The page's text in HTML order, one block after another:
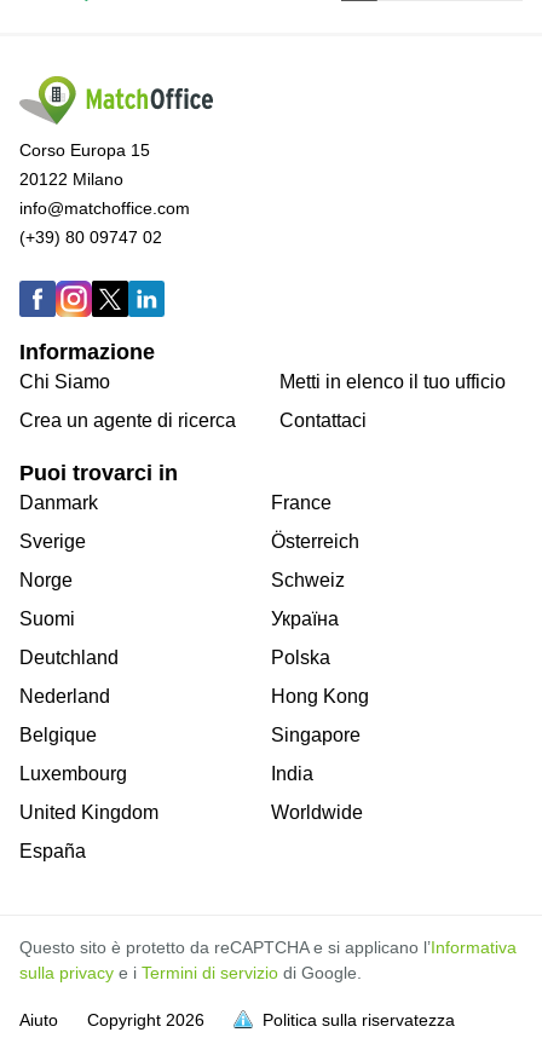
Corso Europa 15
20122 Milano
info@matchoffice.com
(+39) 80 09747 02
Informazione
Chi Siamo
Crea un agente di ricerca
Metti in elenco il tuo ufficio
Contattaci
Puoi trovarci in
Danmark
Sverige
Norge
Suomi
Deutchland
Nederland
Belgique
Luxembourg
United Kingdom
España
France
Österreich
Schweiz
Україна
Polska
Hong Kong
Singapore
India
Worldwide
Questo sito è protetto da reCAPTCHA e si applicano l’Informativa
sulla privacy e i Termini di servizio di Google.
Aiuto Copyright 2026 Politica sulla riservatezza